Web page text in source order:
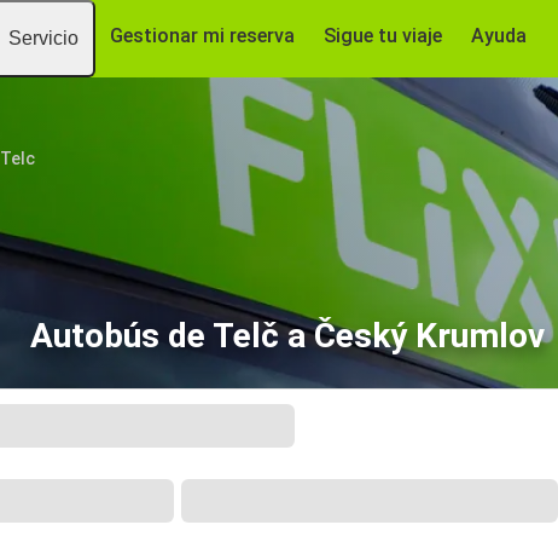
Servicio Gestionar mi reserva Sigue tu viaje Ayuda
Telc
Autobús de Telč a Český Krumlov